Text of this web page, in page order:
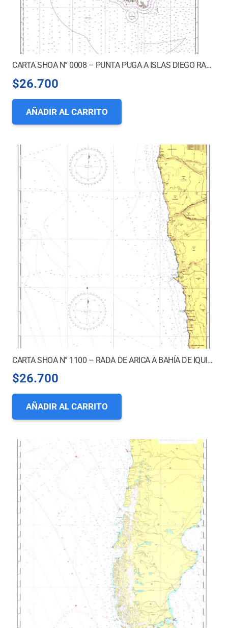
CARTA SHOA N° 0008 – PUNTA PUGA A ISLAS DIEGO RAMÍREZ *
$26.700
AÑADIR AL CARRITO
CARTA SHOA N° 1100 – RADA DE ARICA A BAHÍA DE IQUIQUE
$26.700
AÑADIR AL CARRITO